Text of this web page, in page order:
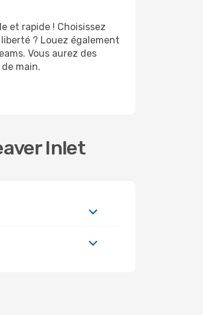
et rapide ! Choisissez
? Louez également
Vous aurez des
main.
Inlet